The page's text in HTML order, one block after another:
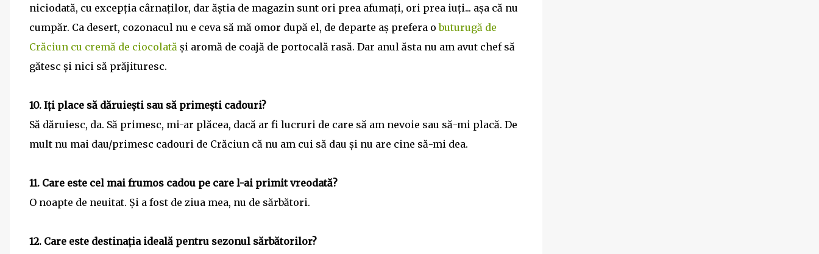
niciodată, cu excepția cârnaților, dar ăștia de magazin sunt ori prea afumați, ori prea iuți... așa că nu
cumpăr. Ca desert, cozonacul nu e ceva să mă omor după el, de departe aș prefera obuturugă de
Crăciun cu cremă de ciocolată și aromă de coajă de portocală rasă. Dar anul ăsta nu am avut chef să
gătesc și nici să prăjituresc.
10. Iți place să dăruiești sau să primești cadouri?
Să dăruiesc, da. Să primesc, mi-ar plăcea, dacă ar fi lucruri de care să am nevoie sau să-mi placă. De
mult nu mai dau/primesc cadouri de Crăciun că nu am cui să dau și nu are cine să-mi dea.
11. Care este cel mai frumos cadou pe care l-ai primit vreodată?
O noapte de neuitat. Și a fost de ziua mea, nu de sărbători.
12. Care este destinația ideală pentru sezonul sărbătorilor?